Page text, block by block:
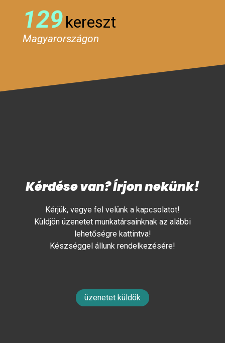
129kereszt
Magyarországon
Kérdése van? Írjon nekünk!
Kérjük, vegye fel velünk a kapcsolatot!
Küldjön üzenetet munkatársainknak az alábbi
lehetőségre kattintva!
Készséggel állunk rendelkezésére!
üzenetet küldök